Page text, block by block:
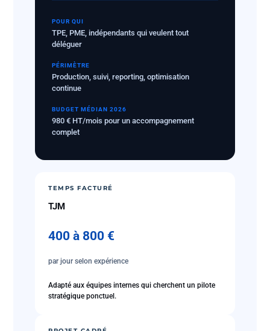
POUR QUI
TPE, PME, indépendants qui veulent tout
déléguer
PÉRIMÈTRE
Production, suivi, reporting, optimisation
continue
BUDGET MÉDIAN 2026
980 € HT/mois pour un accompagnement
complet
TEMPS FACTURÉ
TJM
400 à 800 €
par jour selon expérience
Adapté aux équipes internes qui cherchent un pilote
stratégique ponctuel.